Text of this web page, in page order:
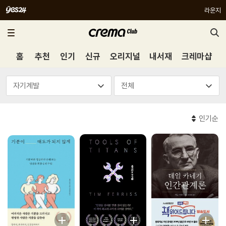
라운지
홈 추천 인기 신규 오리지널 내서재 크레마샵
인기순